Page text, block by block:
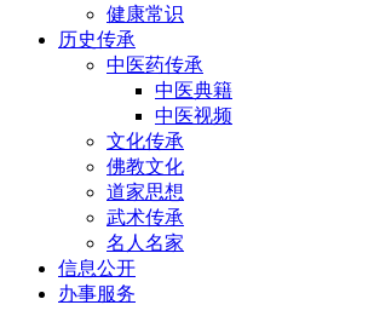
健康常识
历史传承
中医药传承
中医典籍
中医视频
文化传承
佛教文化
道家思想
武术传承
名人名家
信息公开
办事服务